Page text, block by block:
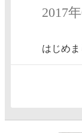
2017
はじめ